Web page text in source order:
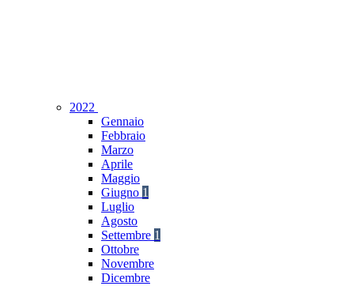
2022
Gennaio
Febbraio
Marzo
Aprile
Maggio
Giugno 1
Luglio
Agosto
Settembre 1
Ottobre
Novembre
Dicembre